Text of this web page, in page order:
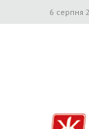
6 серпня